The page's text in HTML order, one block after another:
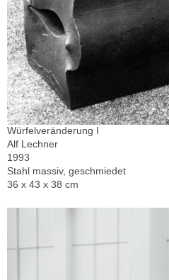
Würfelveränderung I
Alf Lechner
1993
Stahl massiv, geschmiedet
36 x 43 x 38 cm